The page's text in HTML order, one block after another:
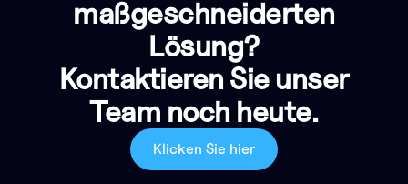
maßgeschneiderten
Lösung?
Kontaktieren Sie unser
Team noch heute.
Klicken Sie hier